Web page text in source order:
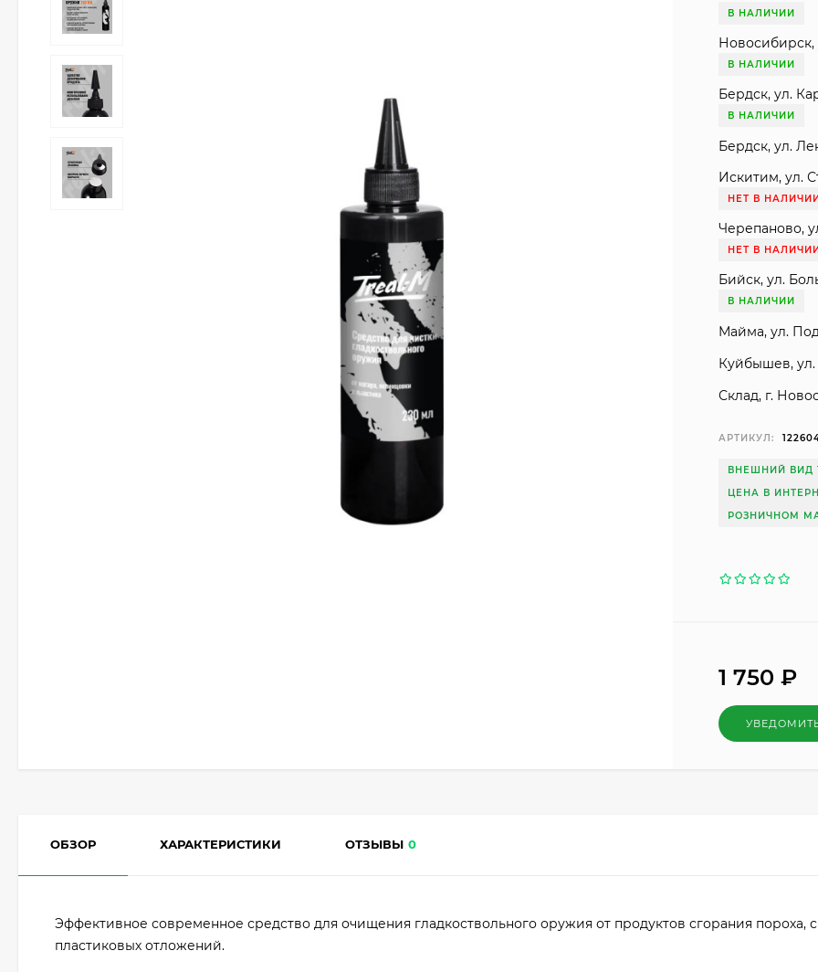
В НАЛИЧИИ
Новосибирск,
В НАЛИЧИИ
Бердск, ул.
В НАЛИЧИИ
Бердск, ул.
Искитим, ул.
НЕТ В
Черепаново,
НЕТ В
Бийск, ул.
В НАЛИЧИИ
Майма, ул.
Куйбышев, ул.
Склад, г.
АРТИКУЛ:
ВНЕШНИЙ ВИД
ЦЕНА В
РОЗНИЧНОМ
1 750₽
ОБЗОР ХАРАКТЕРИСТИКИ ОТЗЫВЫ 0
Эффективное современное средство для очищения гладкоствольного оружия от продуктов сгорания пороха,
пластиковых отложений.